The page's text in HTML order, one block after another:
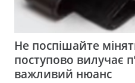
Не поспішайте
поступово вилучає
важливий нюанс